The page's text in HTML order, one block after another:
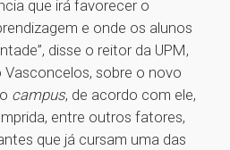
que irá favorecer o
e onde os alunos
disse o reitor da UPM,
Vasconcelos, sobre o novo
campus, de acordo com ele,
entre outros fatores,
que já cursam uma das